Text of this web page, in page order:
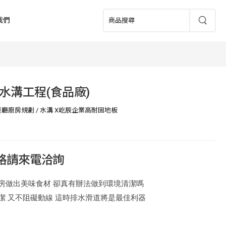
們
溝工程(食品廠)
廳廚房規劃 / 水溝 X屹辰企業高耐固地板
請來電洽詢
做出美味食材 卻真有辦法做到環境清潔嗎
又不阻礙動線 這時排水滑道將是最佳利器